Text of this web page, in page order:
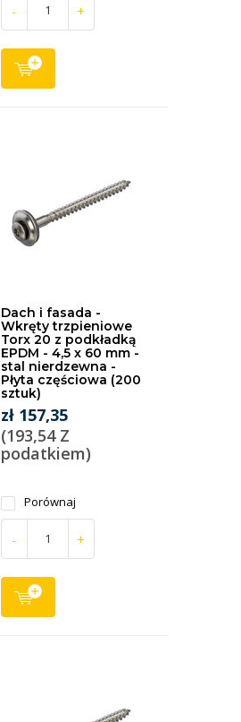
- +
Dach i fasada -
Wkręty trzpieniowe
Torx 20 z podkładką
EPDM - 4,5 x 60 mm -
stal nierdzewna -
Płyta częściowa (200
sztuk)
zł 157,35
(193,54 Z
podatkiem)
Porównaj
- +